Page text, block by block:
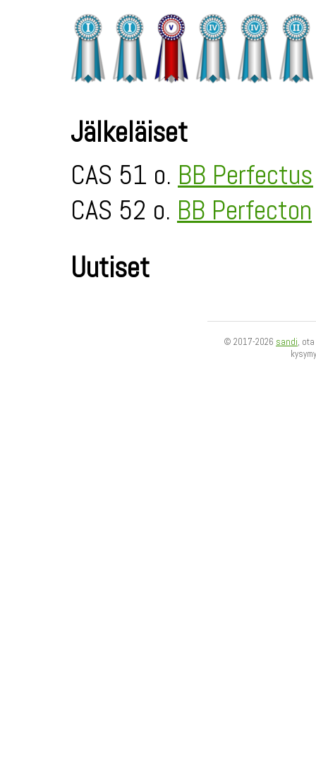
Jälkeläiset
CAS 51 o. BB Perfectus
CAS 52 o. BB Perfecton
Uutiset
© 2017-2026 sandi,